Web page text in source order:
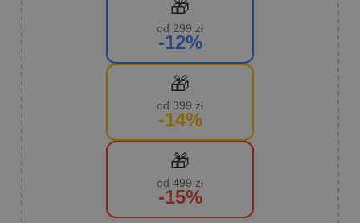
🎁
od 299 zł
-12%
🎁
od 399 zł
-14%
🎁
od 499 zł
-15%